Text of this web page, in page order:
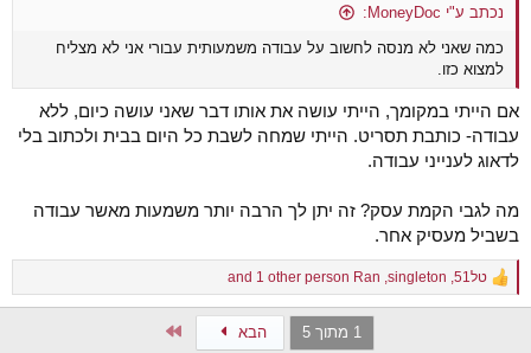
נכתב ע"י MoneyDoc:
כמה שאני לא מנסה לחשוב על עבודה משמעותית עבורי אני לא מצליח
למצוא כזו.
אם הייתי במקומך, הייתי עושה את אותו דבר שאני עושה כיום, ללא
עבודה- כותבת תסריט. הייתי שמחה לשבת כל היום בבית ולכתוב בלי
לדאוג לענייני עבודה.
מה לגבי הקמת עסק? זה יתן לך הרבה יותר משמעות מאשר עבודה
בשביל מעסיק אחר.
R
e
טל51 singleton
Ran
1 מתוך 5 הבא